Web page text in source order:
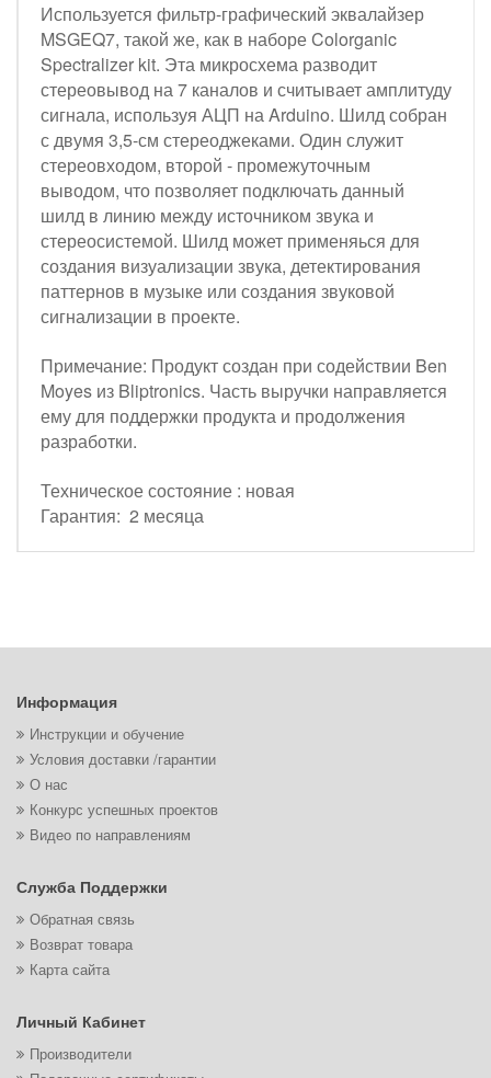
Используется фильтр-графический эквалайзер
MSGEQ7, такой же, как в наборе Colorganic
Spectralizer kit. Эта микросхема разводит
стереовывод на 7 каналов и считывает амплитуду
сигнала, используя АЦП на Arduino. Шилд собран
с двумя 3,5-см стереоджеками. Один служит
стереовходом, второй - промежуточным
выводом, что позволяет подключать данный
шилд в линию между источником звука и
стереосистемой. Шилд может применяься для
создания визуализации звука, детектирования
паттернов в музыке или создания звуковой
сигнализации в проекте.
Примечание: Продукт создан при содействии Ben
Moyes из Bliptronics. Часть выручки направляется
ему для поддержки продукта и продолжения
разработки.
Техническое состояние : новая
Гарантия: 2 месяца
Информация
Инструкции и обучение
Условия доставки /гарантии
О нас
Конкурс успешных проектов
Видео по направлениям
Служба Поддержки
Обратная связь
Возврат товара
Карта сайта
Личный Кабинет
Производители